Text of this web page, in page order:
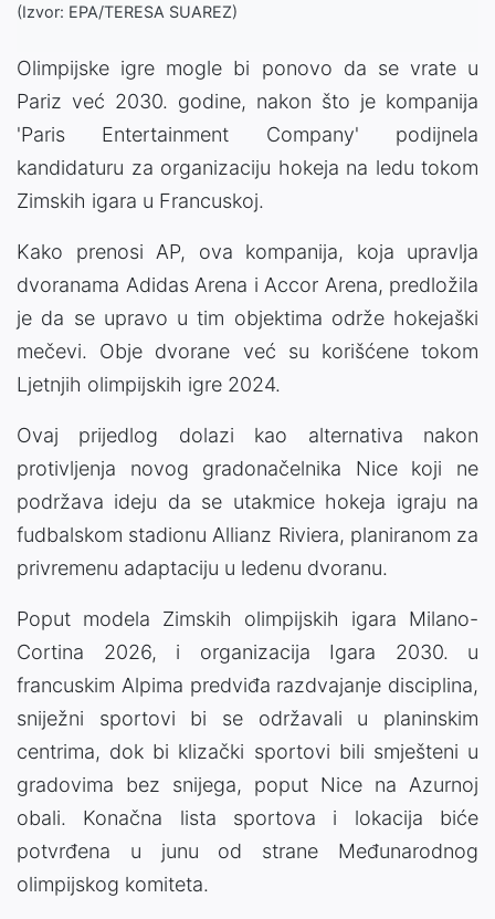
(Izvor: EPA/TERESA SUAREZ)
Olimpijske igre mogle bi ponovo da se vrate u
Pariz već 2030. godine, nakon što je kompanija
'Paris Entertainment Company' podijnela
kandidaturu za organizaciju hokeja na ledu tokom
Zimskih igara u Francuskoj.
Kako prenosi AP, ova kompanija, koja upravlja
dvoranama Adidas Arena i Accor Arena, predložila
je da se upravo u tim objektima održe hokejaški
mečevi. Obje dvorane već su korišćene tokom
Ljetnjih olimpijskih igre 2024.
Ovaj prijedlog dolazi kao alternativa nakon
protivljenja novog gradonačelnika Nice koji ne
podržava ideju da se utakmice hokeja igraju na
fudbalskom stadionu Allianz Riviera, planiranom za
privremenu adaptaciju u ledenu dvoranu.
Poput modela Zimskih olimpijskih igara Milano-
Cortina 2026, i organizacija Igara 2030. u
francuskim Alpima predviđa razdvajanje disciplina,
sniježni sportovi bi se održavali u planinskim
centrima, dok bi klizački sportovi bili smješteni u
gradovima bez snijega, poput Nice na Azurnoj
obali. Konačna lista sportova i lokacija biće
potvrđena u junu od strane Međunarodnog
olimpijskog komiteta.